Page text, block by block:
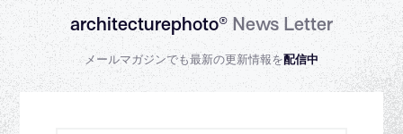
architecturephoto®News Letter
メールマガジンでも最新の更新情報を配信中